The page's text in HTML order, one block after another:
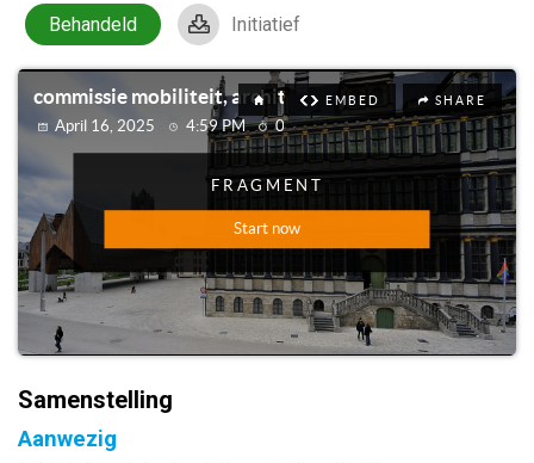
Behandeld Initiatief
Samenstelling
Aanwezig